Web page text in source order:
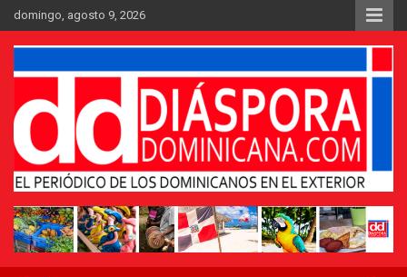
Saltar
al
contenido
domingo, agosto 9, 2026
Periódico Diáspora Dominicana